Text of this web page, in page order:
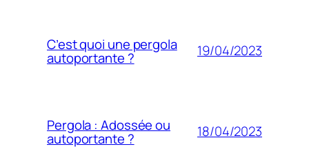
C’est quoi une pergola
autoportante ? 19/04/2023
Pergola : Adossée ou
autoportante ? 18/04/2023